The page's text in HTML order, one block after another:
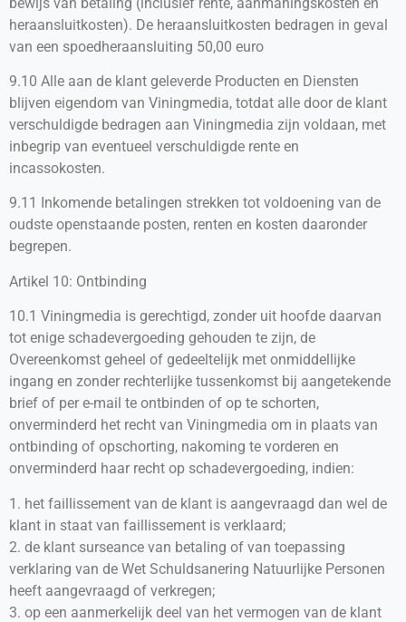
heraansluitkosten). De heraansluitkosten bedragen in geval
van een spoedheraansluiting 50,00 euro
9.10 Alle aan de klant geleverde Producten en Diensten
blijven eigendom van Viningmedia, totdat alle door de klant
verschuldigde bedragen aan Viningmedia zijn voldaan, met
inbegrip van eventueel verschuldigde rente en
incassokosten.
9.11 Inkomende betalingen strekken tot voldoening van de
oudste openstaande posten, renten en kosten daaronder
begrepen.
Artikel 10: Ontbinding
10.1 Viningmedia is gerechtigd, zonder uit hoofde daarvan
tot enige schadevergoeding gehouden te zijn, de
Overeenkomst geheel of gedeeltelijk met onmiddellijke
ingang en zonder rechterlijke tussenkomst bij aangetekende
brief of per e-mail te ontbinden of op te schorten,
onverminderd het recht van Viningmedia om in plaats van
ontbinding of opschorting, nakoming te vorderen en
onverminderd haar recht op schadevergoeding, indien:
1. het faillissement van de klant is aangevraagd dan wel de
klant in staat van faillissement is verklaard;
2. de klant surseance van betaling of van toepassing
verklaring van de Wet Schuldsanering Natuurlijke Personen
heeft aangevraagd of verkregen;
3. op een aanmerkelijk deel van het vermogen van de klant